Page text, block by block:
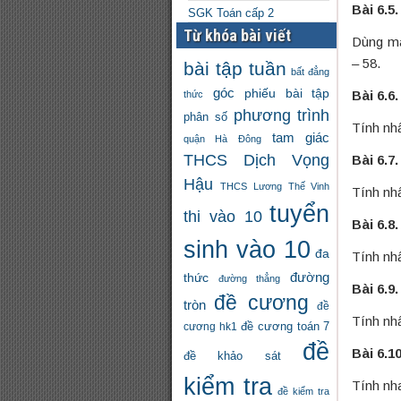
SGK Toán cấp 2
Từ khóa bài viết
bài tập tuần bất đẳng
thức góc phiếu bài tập
phân số phương trình
quận Hà Đông tam giác
THCS Dịch Vọng
Hậu
THCS Lương Thế Vinh
thi vào 10 tuyển
sinh vào 10 đa
thức
đường thẳng
đường
tròn đề cương
đề
cương hk1
đề cương toán 7
đề khảo sát
đề
kiểm tra đề kiểm tra
Bài 6.5.
Dùng
– 58.
Bài 6.6.
Tính
Bài 6.7.
Tính
Bài 6.8.
Tính
Bài 6.9.
Tính
Bài
Tính